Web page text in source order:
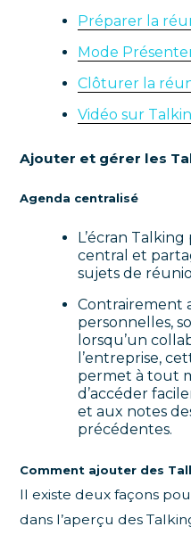
Préparer la
Mode
Clôturer la
Vidéo sur
Ajouter et gérer les
Agenda centralisé
L’écran
central et
sujets de
Contrairement
personnelles,
lorsqu’un
l’entreprise,
permet à tout
d’accéder
et aux notes
précédentes.
Comment ajouter des
Il existe deux façons
dans l’aperçu des